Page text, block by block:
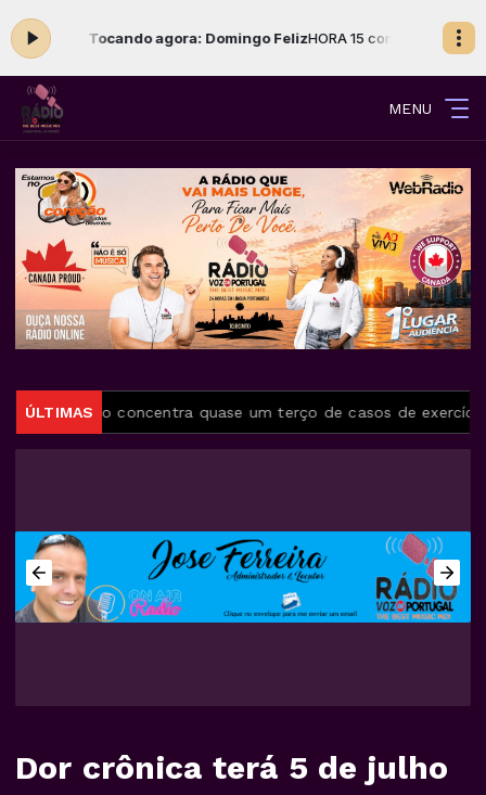
18:00 -Tocando agora: Domingo FelizHORA 15 com Fabiano Farias
MENU
ÚLTIMAS
Rio concentra quase um terço de casos de exercício
Dor crônica terá 5 de julho